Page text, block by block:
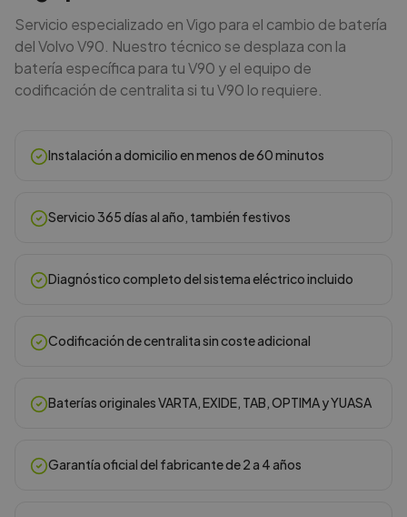
Servicio especializado en Vigo para el cambio de batería
del Volvo V90. Nuestro técnico se desplaza con la
batería específica para tu V90 y el equipo de
codificación de centralita si tu V90 lo requiere.
Instalación a domicilio en menos de 60 minutos
Servicio 365 días al año, también festivos
Diagnóstico completo del sistema eléctrico incluido
Codificación de centralita sin coste adicional
Baterías originales VARTA, EXIDE, TAB, OPTIMA y YUASA
Garantía oficial del fabricante de 2 a 4 años